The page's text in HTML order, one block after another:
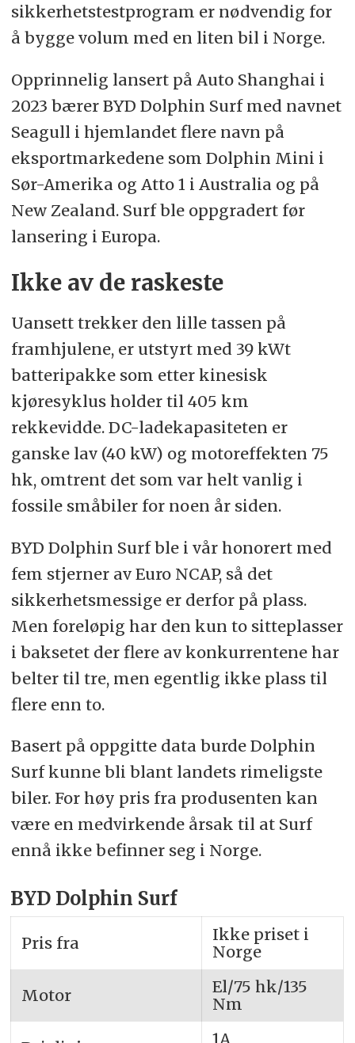
sikkerhetstestprogram er nødvendig for
å bygge volum med en liten bil i Norge.
Opprinnelig lansert på Auto Shanghai i
2023 bærer BYD Dolphin Surf med navnet
Seagull i hjemlandet flere navn på
eksportmarkedene som Dolphin Mini i
Sør-Amerika og Atto 1 i Australia og på
New Zealand. Surf ble oppgradert før
lansering i Europa.
Ikke av de raskeste
Uansett trekker den lille tassen på
framhjulene, er utstyrt med 39 kWt
batteripakke som etter kinesisk
kjøresyklus holder til 405 km
rekkevidde. DC-ladekapasiteten er
ganske lav (40 kW) og motoreffekten 75
hk, omtrent det som var helt vanlig i
fossile småbiler for noen år siden.
BYD Dolphin Surf ble i vår honorert med
fem stjerner av Euro NCAP, så det
sikkerhetsmessige er derfor på plass.
Men foreløpig har den kun to sitteplasser
i baksetet der flere av konkurrentene har
belter til tre, men egentlig ikke plass til
flere enn to.
Basert på oppgitte data burde Dolphin
Surf kunne bli blant landets rimeligste
biler. For høy pris fra produsenten kan
være en medvirkende årsak til at Surf
ennå ikke befinner seg i Norge.
BYD Dolphin Surf
Pris fra
Ikke priset i
Norge
Motor
El/75 hk/135
Nm
1A,